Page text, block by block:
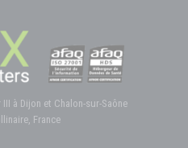
à Dijon et Chalon-sur-Saône
France